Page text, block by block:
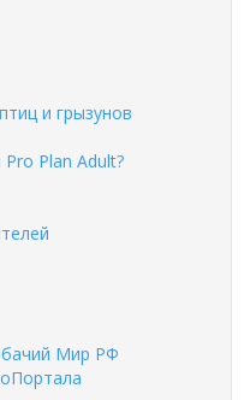
и грызунов
Plan Adult?
Мир РФ